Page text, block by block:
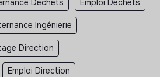
Déchets Emploi Déchets
Ingénierie
Direction
Emploi Direction